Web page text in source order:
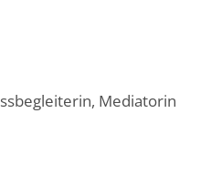
Mediatorin